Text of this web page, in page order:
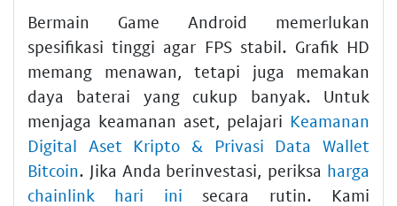
Bermain Game Android memerlukan
spesifikasi tinggi agar FPS stabil. Grafik HD
memang menawan, tetapi juga memakan
daya baterai yang cukup banyak. Untuk
menjaga keamanan aset, pelajari Keamanan
Digital Aset Kripto & Privasi Data Wallet
Bitcoin. Jika Anda berinvestasi, periksa harga
chainlink hari ini secara rutin. Kami